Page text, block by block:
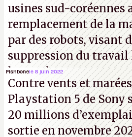
usines sud-coréennes
remplacement de la
par des robots, visant
suppression du
les analystes.
Fishbonele 8 juin 2022
Contre vents et
Playstation 5 de Sony
20 millions
sortie en novembre